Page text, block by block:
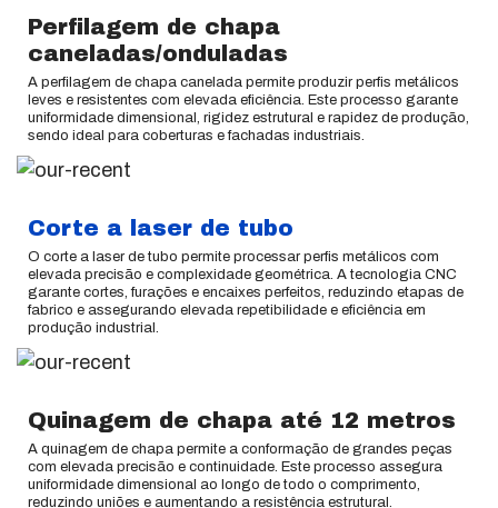
Perfilagem de chapa
caneladas/onduladas
A perfilagem de chapa canelada permite produzir perfis metálicos
leves e resistentes com elevada eficiência. Este processo garante
uniformidade dimensional, rigidez estrutural e rapidez de produção,
sendo ideal para coberturas e fachadas industriais.
Corte a laser de tubo
O corte a laser de tubo permite processar perfis metálicos com
elevada precisão e complexidade geométrica. A tecnologia CNC
garante cortes, furações e encaixes perfeitos, reduzindo etapas de
fabrico e assegurando elevada repetibilidade e eficiência em
produção industrial.
Quinagem de chapa até 12 metros
A quinagem de chapa permite a conformação de grandes peças
com elevada precisão e continuidade. Este processo assegura
uniformidade dimensional ao longo de todo o comprimento,
reduzindo uniões e aumentando a resistência estrutural.